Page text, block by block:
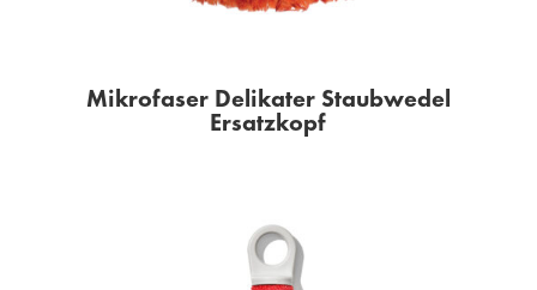
Mikrofaser Delikater Staubwedel
Ersatzkopf